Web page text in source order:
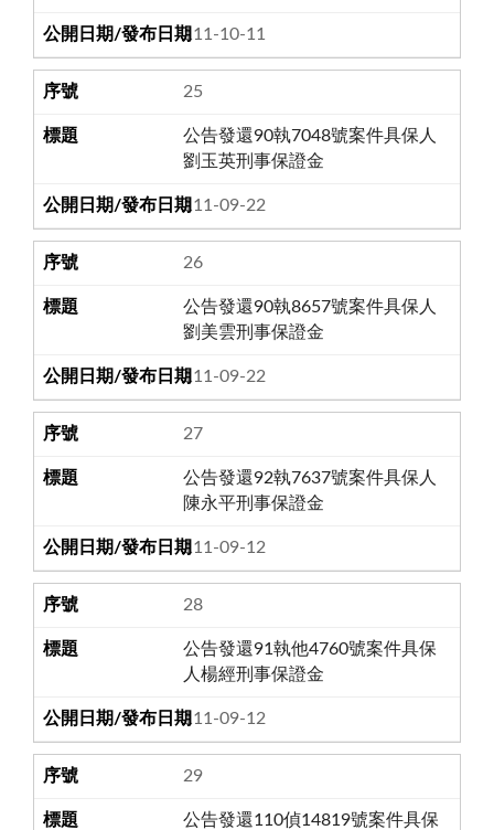
111-10-11
25
公告發還90執7048號案件具保人
劉玉英刑事保證金
111-09-22
26
公告發還90執8657號案件具保人
劉美雲刑事保證金
111-09-22
27
公告發還92執7637號案件具保人
陳永平刑事保證金
111-09-12
28
公告發還91執他4760號案件具保
人楊經刑事保證金
111-09-12
29
公告發還110偵14819號案件具保